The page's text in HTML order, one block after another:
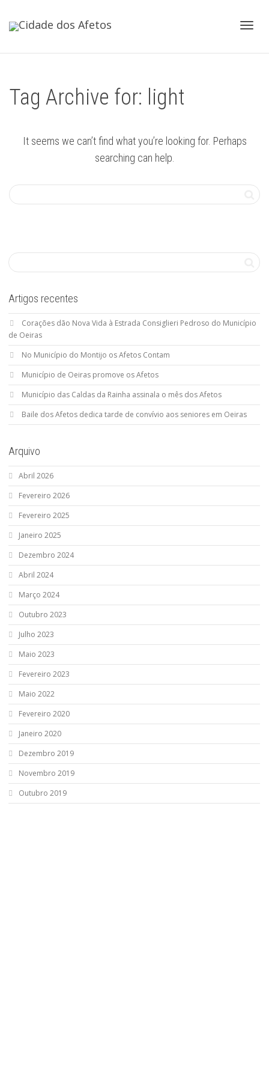
Tag Archive for: light
It seems we can’t find what you’re looking for. Perhaps
searching can help.
Artigos recentes
Corações dão Nova Vida à Estrada Consiglieri Pedroso do Município
de Oeiras
No Município do Montijo os Afetos Contam
Município de Oeiras promove os Afetos
Município das Caldas da Rainha assinala o mês dos Afetos
Baile dos Afetos dedica tarde de convívio aos seniores em Oeiras
Arquivo
Abril 2026
Fevereiro 2026
Fevereiro 2025
Janeiro 2025
Dezembro 2024
Abril 2024
Março 2024
Outubro 2023
Julho 2023
Maio 2023
Fevereiro 2023
Maio 2022
Fevereiro 2020
Janeiro 2020
Dezembro 2019
Novembro 2019
Outubro 2019